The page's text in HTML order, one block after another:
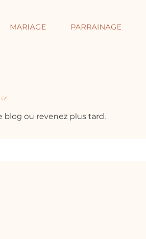
MARIAGE PARRAINAGE
blog ou revenez plus tard.